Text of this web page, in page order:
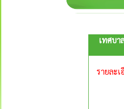
เทศบา
รายละเ